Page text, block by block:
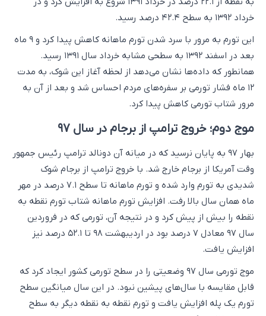
خرداد ۱۳۹۲ به سطح ۴۲.۴ درصد رسید.
این تورم به مرور با سرد شدن تورم ماهانه کاهش پیدا کرد و ۹ ماه
بعد در اسفند ۱۳۹۲ به سطحی مشابه خرداد سال ۱۳۹۱ رسید.
همانطور که داده‌ها نشان می‌دهد از لحظه آغاز این شوک، به مدت
۱۲ ماه فشار تورمی بر سفره‌های مردم احساس شد و بعد از آن به
مرور شتاب تورمی کاهش پیدا کرد.
موج دوم؛ خروج ترامپ از برجام در سال ۹۷
بهار ۹۷ به پایان نرسید که در میانه آن دونالد ترامپ رئیس جمهور
وقت آمریکا از برجام خارج شد. با خروج ترامپ از برجام شوک
شدیدی به تورم وارد شده و تورم ماهانه تا سطح ۷.۱ درصد در مهر
ماه همان سال بالا رفت. افزایش تورم ماهانه شتاب تورم نقطه به
نقطه را بیش از پیش کرد و در نتیجه آن، تورمی که در فروردین
سال ۹۷ معادل ۷ درصد بود در اردیبهشت ۹۸ تا ۵۲.۱ درصد نیز
افزایش یافت.
موج تورمی سال ۹۷ وضعیتی را در سطح تورمی کشور ایجاد کرد که
قابل مقایسه با سال‌های پیشین نبود. در این سال میانگین سطح
تورم یک پله افزایش یافت و تورم نقطه به نقطه دیگر به سطح